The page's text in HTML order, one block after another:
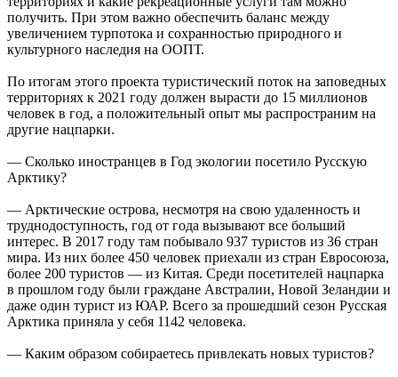
получить. При этом важно обеспечить баланс между
увеличением турпотока и сохранностью природного и
культурного наследия на ООПТ.
По итогам этого проекта туристический поток на заповедных
территориях к 2021 году должен вырасти до 15 миллионов
человек в год, а положительный опыт мы распространим на
другие нацпарки.
— Сколько иностранцев в Год экологии посетило Русскую
Арктику?
— Арктические острова, несмотря на свою удаленность и
труднодоступность, год от года вызывают все больший
интерес. В 2017 году там побывало 937 туристов из 36 стран
мира. Из них более 450 человек приехали из стран Евросоюза,
более 200 туристов — из Китая. Среди посетителей нацпарка
в прошлом году были граждане Австралии, Новой Зеландии и
даже один турист из ЮАР. Всего за прошедший сезон Русская
Арктика приняла у себя 1142 человека.
— Каким образом собираетесь привлекать новых туристов?